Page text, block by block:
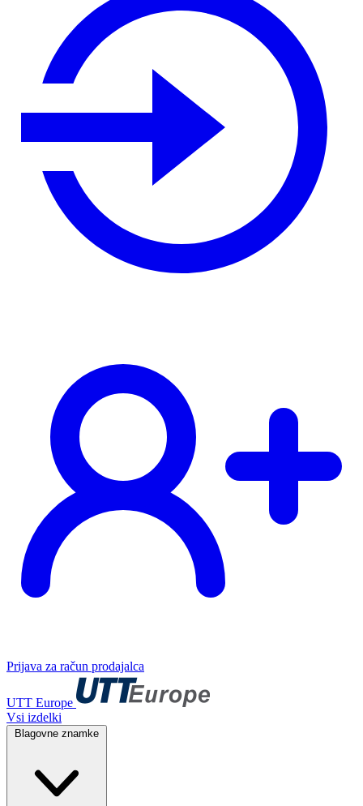
Prijava za račun prodajalca
UTT Europe
Vsi izdelki
Blagovne znamke